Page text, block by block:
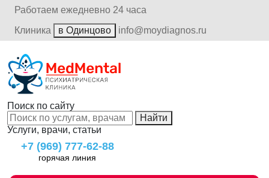
Работаем ежедневно 24 часа
Клиника
в Одинцово info@moydiagnos.ru
Поиск по сайту
Найти
Услуги, врачи, статьи
+7 (969) 777-62-88
горячая линия